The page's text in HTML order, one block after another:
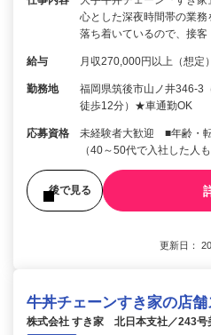
心とした深夜時間帯の業
落ち着いているので、接
給与 月収270,000円以上（想定）
勤務地
福岡県筑後市山ノ井346-3
徒歩12分）★車通勤OK
応募資格
未経験者大歓迎 ■年齢・
（40～50代で入社した
後で見る
更新日：
牛丼チェーンすき家の店
株式会社 すき家 北日本支社／243号